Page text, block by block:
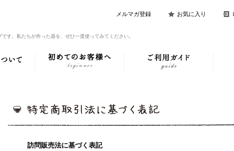
メルマガ登録 お気に入り
す。私たちが作った器を、ぜひ一度使ってみてください。
訪問販売法に基づく表記